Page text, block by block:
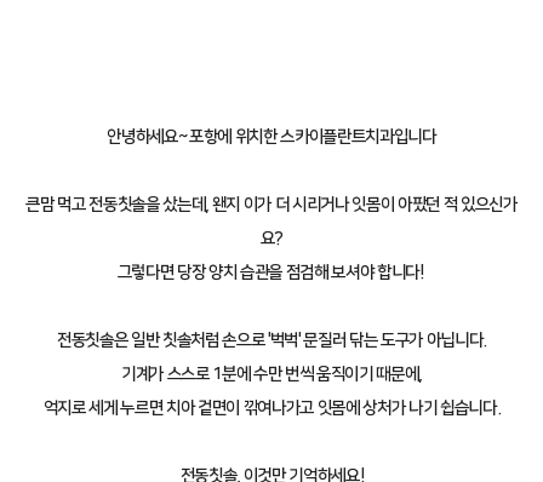
안녕하세요~ 포항에 위치한 스카이플란트치과입니다
큰맘 먹고 전동칫솔을 샀는데, 왠지 이가 더 시리거나 잇몸이 아팠던 적 있으신가
요?
그렇다면 당장 양치 습관을 점검해 보셔야 합니다!
전동칫솔은 일반 칫솔처럼 손으로 '벅벅' 문질러 닦는 도구가 아닙니다.
기계가 스스로 1분에 수만 번씩 움직이기 때문에,
억지로 세게 누르면 치아 겉면이 깎여나가고 잇몸에 상처가 나기 쉽습니다.
전동칫솔, 이것만 기억하세요!